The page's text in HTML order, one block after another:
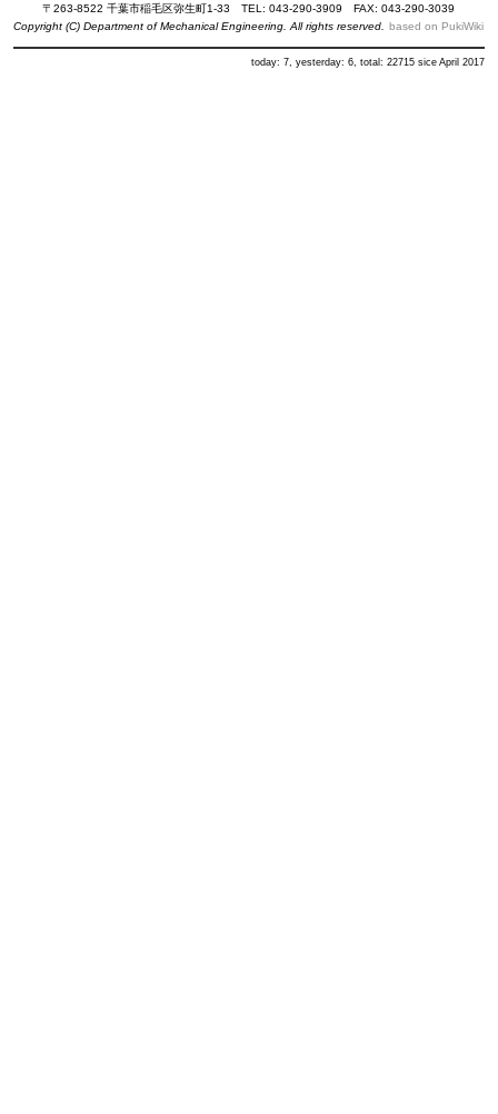
〒263-8522 千葉市稲毛区弥生町1-33 TEL: 043-290-3909 FAX: 043-290-3039
Copyright (C) Department of Mechanical Engineering. All rights reserved.
based on PukiWiki
today: 7, yesterday: 6, total: 22715 sice April 2017